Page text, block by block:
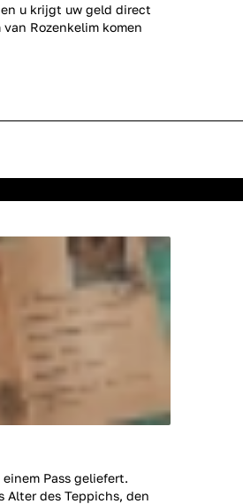
u krijgt uw geld direct
Rozenkelim komen
Pass geliefert.
Alter des Teppichs, den